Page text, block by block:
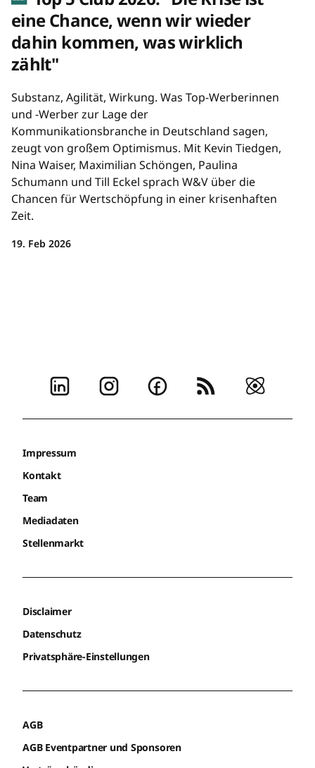
eine Chance, wenn wir wieder
dahin kommen, was wirklich
zählt"
Substanz, Agilität, Wirkung. Was Top-Werberinnen
und -Werber zur Lage der
Kommunikationsbranche in Deutschland sagen,
zeugt von großem Optimismus. Mit Kevin Tiedgen,
Nina Waiser, Maximilian Schöngen, Paulina
Schumann und Till Eckel sprach W&V über die
Chancen für Wertschöpfung in einer krisenhaften
Zeit.
19. Feb 2026
Impressum
Kontakt
Team
Mediadaten
Stellenmarkt
Disclaimer
Datenschutz
Privatsphäre-Einstellungen
AGB
AGB Eventpartner und Sponsoren